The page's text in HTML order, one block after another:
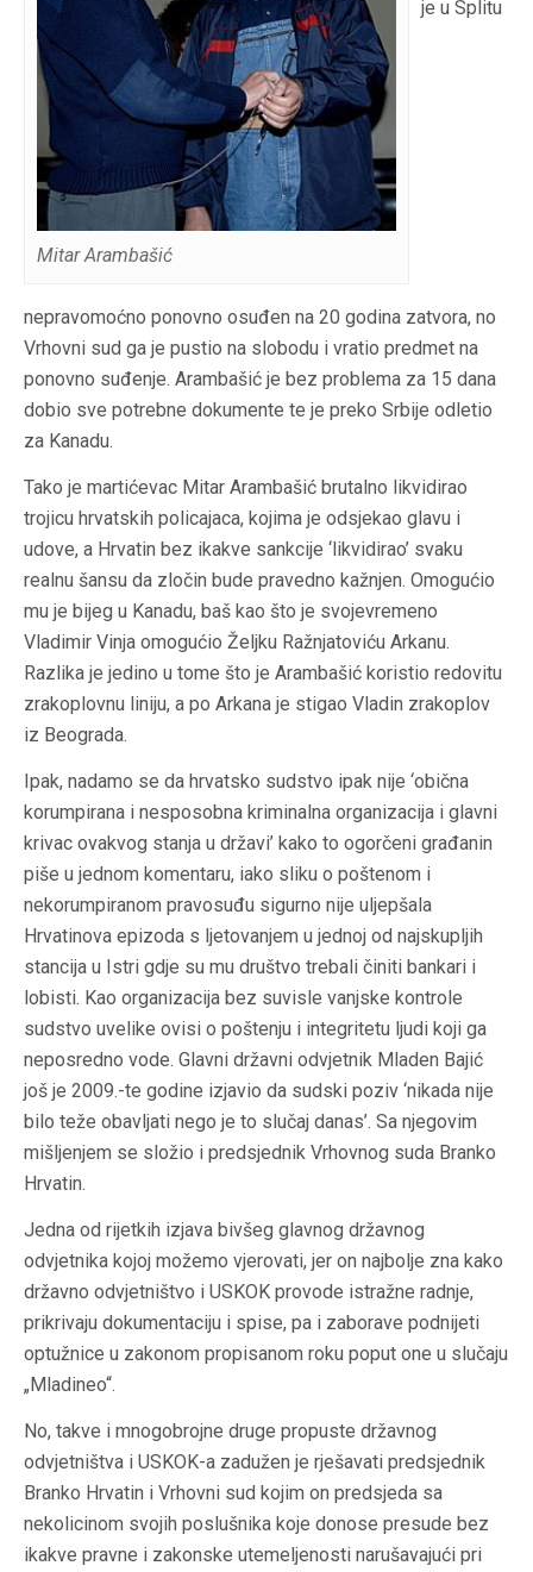
Mitar Arambašić
je u Splitu
nepravomoćno ponovno osuđen na 20 godina zatvora, no
Vrhovni sud ga je pustio na slobodu i vratio predmet na
ponovno suđenje. Arambašić je bez problema za 15 dana
dobio sve potrebne dokumente te je preko Srbije odletio
za Kanadu.
Tako je martićevac Mitar Arambašić brutalno likvidirao
trojicu hrvatskih policajaca, kojima je odsjekao glavu i
udove, a Hrvatin bez ikakve sankcije ‘likvidirao’ svaku
realnu šansu da zločin bude pravedno kažnjen. Omogućio
mu je bijeg u Kanadu, baš kao što je svojevremeno
Vladimir Vinja omogućio Željku Ražnjatoviću Arkanu.
Razlika je jedino u tome što je Arambašić koristio redovitu
zrakoplovnu liniju, a po Arkana je stigao Vladin zrakoplov
iz Beograda.
Ipak, nadamo se da hrvatsko sudstvo ipak nije ‘obična
korumpirana i nesposobna kriminalna organizacija i glavni
krivac ovakvog stanja u državi’ kako to ogorčeni građanin
piše u jednom komentaru, iako sliku o poštenom i
nekorumpiranom pravosuđu sigurno nije uljepšala
Hrvatinova epizoda s ljetovanjem u jednoj od najskupljih
stancija u Istri gdje su mu društvo trebali činiti bankari i
lobisti. Kao organizacija bez suvisle vanjske kontrole
sudstvo uvelike ovisi o poštenju i integritetu ljudi koji ga
neposredno vode. Glavni državni odvjetnik Mladen Bajić
još je 2009.-te godine izjavio da sudski poziv ‘nikada nije
bilo teže obavljati nego je to slučaj danas’. Sa njegovim
mišljenjem se složio i predsjednik Vrhovnog suda Branko
Hrvatin.
Jedna od rijetkih izjava bivšeg glavnog državnog
odvjetnika kojoj možemo vjerovati, jer on najbolje zna kako
državno odvjetništvo i USKOK provode istražne radnje,
prikrivaju dokumentaciju i spise, pa i zaborave podnijeti
optužnice u zakonom propisanom roku poput one u slučaju
„Mladineo“.
No, takve i mnogobrojne druge propuste državnog
odvjetništva i USKOK-a zadužen je rješavati predsjednik
Branko Hrvatin i Vrhovni sud kojim on predsjeda sa
nekolicinom svojih poslušnika koje donose presude bez
ikakve pravne i zakonske utemeljenosti narušavajući pri